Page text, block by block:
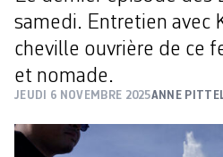
samedi. Entretien avec
cheville ouvrière de ce
et nomade.
JEUDI 6 NOVEMBRE 2025ANNE